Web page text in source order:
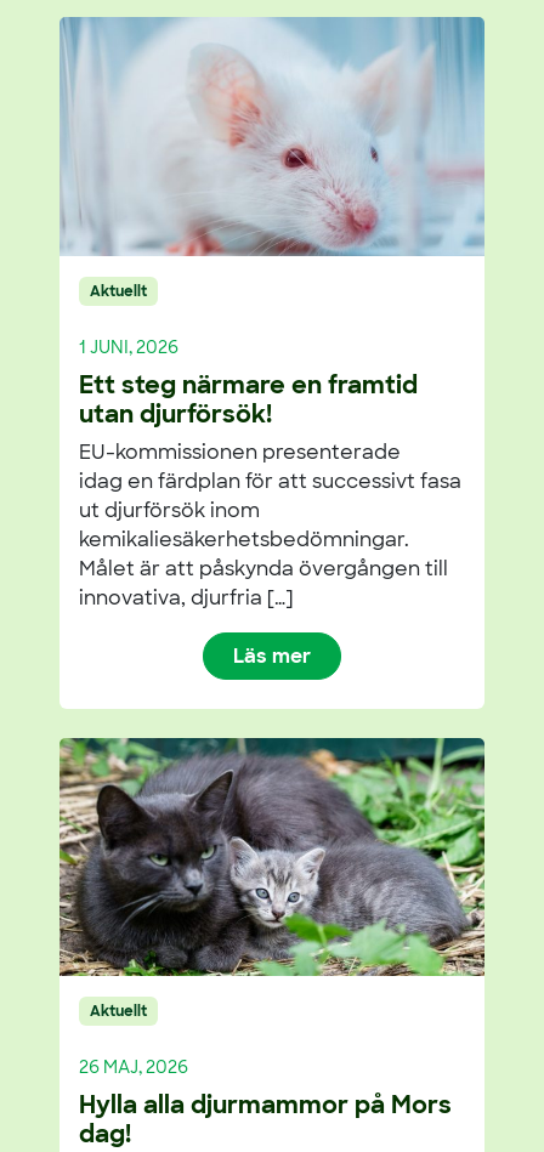
Aktuellt
1 JUNI, 2026
Ett steg närmare en framtid
utan djurförsök!
EU-kommissionen presenterade
idag en färdplan för att successivt fasa
ut djurförsök inom
kemikaliesäkerhetsbedömningar.
Målet är att påskynda övergången till
innovativa, djurfria […]
Läs mer
Aktuellt
26 MAJ, 2026
Hylla alla djurmammor på Mors
dag!